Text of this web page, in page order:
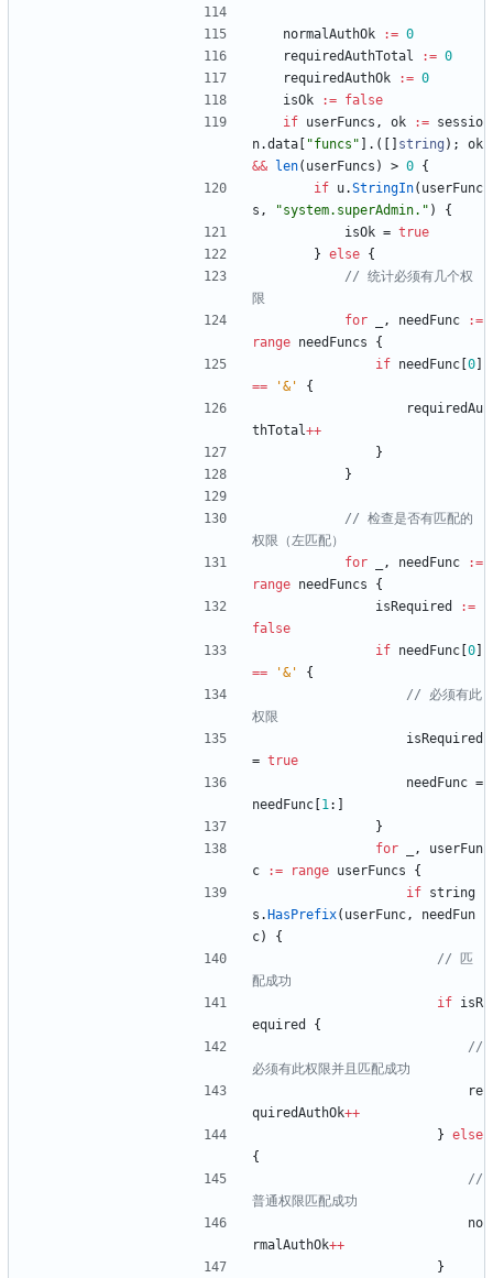
normalAuthOk := 0
requiredAuthTotal
:= 0
requiredAuthOk
:= 0
isOk
:= false
if userFuncs , ok := sessio
n.data "funcs" . ( string ) ;
ok
&&
len( userFuncs ) > 0 {
if u.StringIn( userFunc
s , "system.superAdmin." )
{
isOk = true
} else {
// 统计必须有几个权
限
for
, needFunc
:=
range needFuncs
{
if needFunc 0
==
'&'
{
requiredAu
thTotal++
}
}
// 检查是否有匹配的
权限（左匹配）
for
, needFunc
:=
range needFuncs
{
isRequired
:=
false
if needFunc 0
==
'&'
{
// 必须有此
权限
isRequired
= true
needFunc =
needFunc 1:
}
for
,
userFun
c
:= range userFuncs
{
if string
s . HasPrefix( userFunc,
needFun
c)
{
// 匹
配成功
if isR
equired
{
//
必须有此权限并且匹配成功
re
quiredAuthOk++
} else
{
//
普通权限匹配成功
no
rmalAuthOk++
}